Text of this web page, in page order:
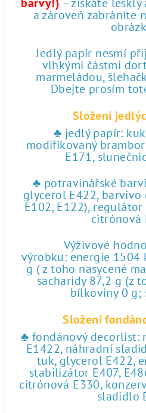
a zároveň zabráníte
Jedlý papír nesmí
vlhkými částmi
marmeládou,
Dbejte prosím
Složení
♣ jedlý papír:
modifikovaný
E171,
♣ potravinářské
glycerol E422, barvivo
E102, E122),
citrónová
Výživové
výrobku: energie 1504
g ( z toho nasycené
sacharidy 87,2 g (z
bílkoviny 0 g;
Složení
♣ fondánový decorlist:
E1422, náhradní
tuk, glycerol E422,
stabilizátor E407,
citrónová E330,
sladidlo